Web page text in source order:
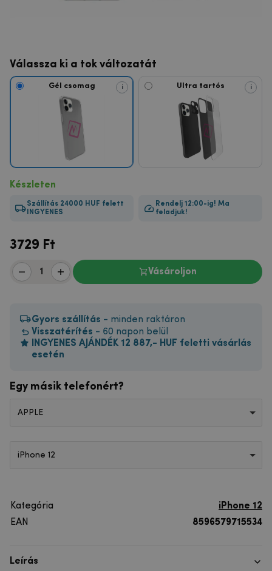
Válassza ki a tok változatát
Gél csomag i Ultra tartós i
Készleten
Szállítás 24000 HUF felett
INGYENES
Rendelj 12:00-ig! Ma
feladjuk!
3729 Ft
Vásároljon
Gyors szállítás - minden raktáron
Visszatérítés - 60 napon belül
INGYENES AJÁNDÉK 12 887,- HUF feletti vásárlás
esetén
Egy másik telefonért?
APPLE
iPhone 12
Kategória
iPhone 12
EAN
8596579715534
Leírás